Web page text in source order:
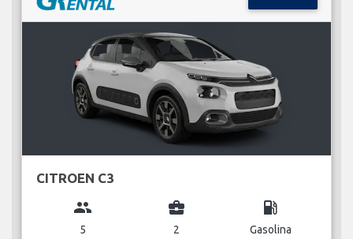
CITROEN C3
group
5
business_center
2
local_gas_station
Gasolina